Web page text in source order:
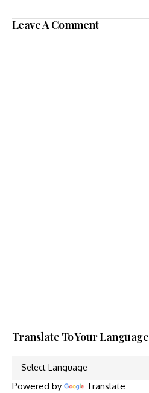
Leave A Comment
Translate To Your Language
Powered by Translate